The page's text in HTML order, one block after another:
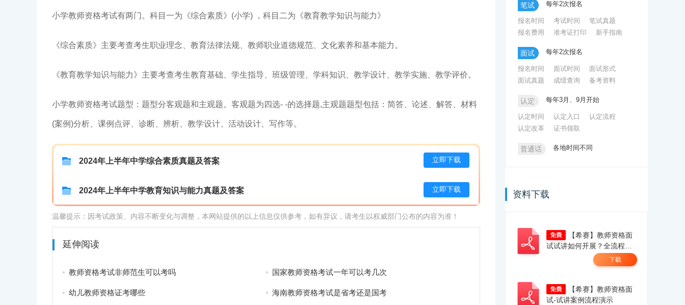
怎么考教师资格证书
幼儿园教师资格考试面试的特点有哪些
幼儿教师资格考试科目有哪些内容
山东省教师资格考试是国考吗
新疆一年有几次教师资格考试
小学教师资格考试有两门。科目一为《综合素质》(小学) ，科目二为《教育教学知识与能力》
《综合素质》主要考查考生职业理念、教育法律法规、教师职业道德规范、文化素养和基本能力。
《教育教学知识与能力》主要考查考生教育基础、学生指导、班级管理、学科知识、教学设计、教学实施、教学评价。
小学教师资格考试题型：题型分客观题和主观题。客观题为四选- -的选择题,主观题题型包括：简答、论述、解答、材料
(案例)分析、课例点评、诊断、辨析、教学设计、活动设计、写作等。
2024年上半年中学综合素质真题及答案 立即下载
2024年上半年中学教育知识与能力真题及答案 立即下载
温馨提示：因考试政策、内容不断变化与调整，本网站提供的以上信息仅供参考，如有异议，请考生以权威部门公布的内容为准！
延伸阅读
教师资格考试非师范生可以考吗 国家教师资格考试一年可以考几次
幼儿教师资格证考哪些 海南教师资格考试是省考还是国考
笔试 每年2次报名
报名时间 考试时间
笔试真题
报名费用
准考证打印 新手指南
面试 每年2次报名
报名时间 面试时间
面试形式
面试真题
成绩查询 备考资料
认定 每年3月、9月开始
认定时间 认定入口
认定流程
认定改革
证书领取
普通话 各地时间不同
资料下载
【希赛】教师资格面
试试讲如何开展？全流程展
下载
【希赛】教师资格面
试-试讲案例流程演示